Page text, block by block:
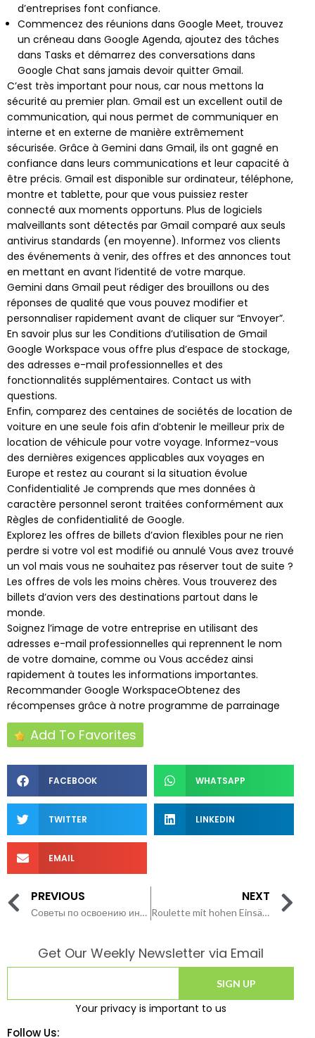
d’entreprises font confiance.
Commencez des réunions dans Google Meet, trouvez
un créneau dans Google Agenda, ajoutez des tâches
dans Tasks et démarrez des conversations dans
Google Chat sans jamais devoir quitter Gmail.
C’est très important pour nous, car nous mettons la
sécurité au premier plan. Gmail est un excellent outil de
communication, qui nous permet de communiquer en
interne et en externe de manière extrêmement
sécurisée. Grâce à Gemini dans Gmail, ils ont gagné en
confiance dans leurs communications et leur capacité à
être précis. Gmail est disponible sur ordinateur, téléphone,
montre et tablette, pour que vous puissiez rester
connecté aux moments opportuns. Plus de logiciels
malveillants sont détectés par Gmail comparé aux seuls
antivirus standards (en moyenne). Informez vos clients
des événements à venir, des offres et des annonces tout
en mettant en avant l’identité de votre marque.
Gemini dans Gmail peut rédiger des brouillons ou des
réponses de qualité que vous pouvez modifier et
personnaliser rapidement avant de cliquer sur “Envoyer”.
En savoir plus sur les Conditions d’utilisation de Gmail
Google Workspace vous offre plus d’espace de stockage,
des adresses e-mail professionnelles et des
fonctionnalités supplémentaires. Contact us with
questions.
Enfin, comparez des centaines de sociétés de location de
voiture en une seule fois afin d’obtenir le meilleur prix de
location de véhicule pour votre voyage. Informez-vous
des dernières exigences applicables aux voyages en
Europe et restez au courant si la situation évolue
Confidentialité Je comprends que mes données à
caractère personnel seront traitées conformément aux
Règles de confidentialité de Google.
Explorez les offres de billets d’avion flexibles pour ne rien
perdre si votre vol est modifié ou annulé Vous avez trouvé
un vol mais vous ne souhaitez pas réserver tout de suite ?
Les offres de vols les moins chères. Vous trouverez des
billets d’avion vers des destinations partout dans le
monde.
Soignez l’image de votre entreprise en utilisant des
adresses e-mail professionnelles qui reprennent le nom
de votre domaine, comme ou Vous accédez ainsi
rapidement à toutes les informations importantes.
Recommander Google WorkspaceObtenez des
récompenses grâce à notre programme de parrainage
Add To Favorites
FACEBOOK WHATSAPP
TWITTER LINKEDIN
EMAIL
PREVIOUS
Советы по освоению интерфейса и навигации сайта 1хБет
NEXT
Roulette mit hohen Einsätzen mit hohem RTP: Alles was du wissen musst
Get Our Weekly Newsletter via Email
SIGN UP
Your privacy is important to us
Follow Us: